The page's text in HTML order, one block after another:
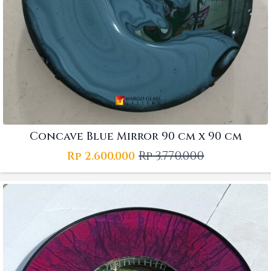
Concave Blue Mirror 90 cm x 90 cm
Rp3.770.000
Original
price
was:
Rp 2.600.000Current
price
is: